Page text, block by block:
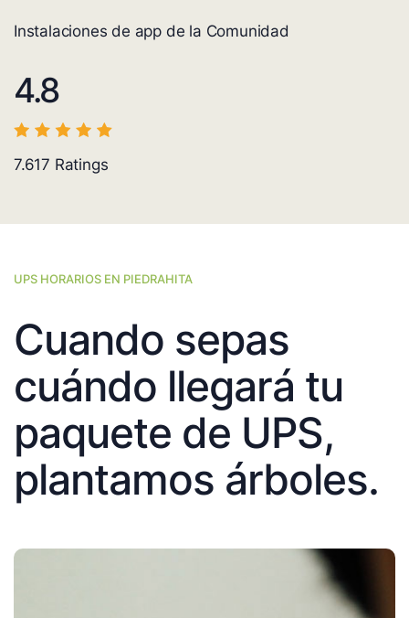
Instalaciones de app de la Comunidad
4.8
7.617 Ratings
UPS HORARIOS EN PIEDRAHITA
Cuando sepas
cuándo llegará tu
paquete de UPS,
plantamos árboles.